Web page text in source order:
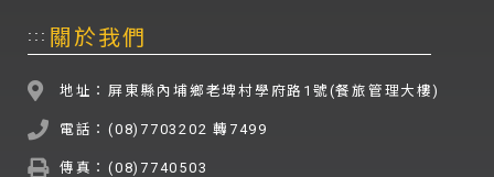
::: 關於我們
地址：屏東縣內埔鄉老埤村學府路1號(餐旅管理大樓)
電話：(08)7703202 轉7499
傳真：(08)7740503